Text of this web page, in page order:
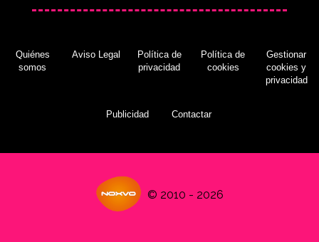
Quiénes
somos
Aviso Legal
Política de
privacidad
Política de
cookies
Gestionar
cookies y
privacidad
Publicidad Contactar
© 2010 - 2026